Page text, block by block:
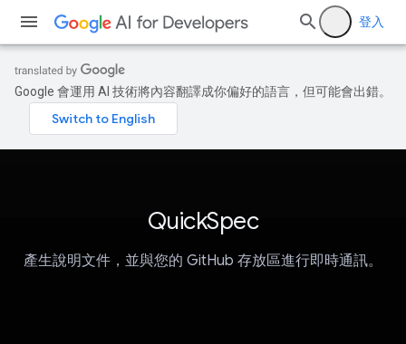
登入
Google 會運用 AI 技術將內容翻譯成你偏好的語言，但可能會出錯。
QuickSpec
產生說明文件，並與您的 GitHub 存放區進行即時通訊。